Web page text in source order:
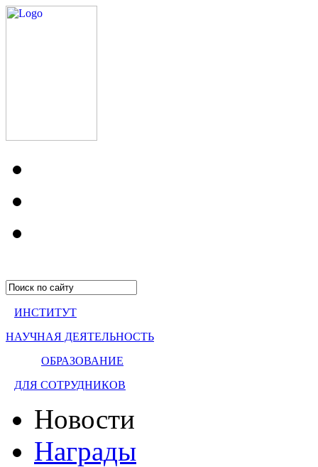
ИНСТИТУТ
НАУЧНАЯ ДЕЯТЕЛЬНОСТЬ
ОБРАЗОВАНИЕ
ДЛЯ СОТРУДНИКОВ
Новости
Награды